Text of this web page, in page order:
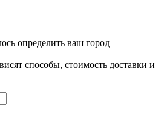
определить ваш город
способы, стоимость доставки и